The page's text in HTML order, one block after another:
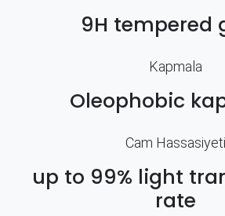
9H tempered
Kapmala
Oleophobic
Cam Hassasiyeti
up to 99% light
rate